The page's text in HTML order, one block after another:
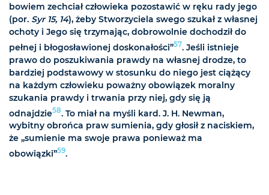
bowiem zechciał człowieka pozostawić w ręku rady jego
(por. Syr 15, 14), żeby Stworzyciela swego szukał z własnej
ochoty i Jego się trzymając, dobrowolnie dochodził do
pełnej i błogosławionej doskonałości”57. Jeśli istnieje
prawo do poszukiwania prawdy na własnej drodze, to
bardziej podstawowy w stosunku do niego jest ciążący
na każdym człowieku poważny obowiązek moralny
szukania prawdy i trwania przy niej, gdy się ją
odnajdzie58. To miał na myśli kard. J. H. Newman,
wybitny obrońca praw sumienia, gdy głosił z naciskiem,
że „sumienie ma swoje prawa ponieważ ma
obowiązki”59.